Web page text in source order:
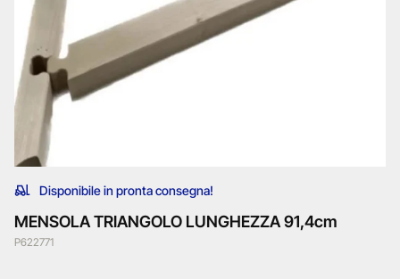
Disponibile in pronta consegna!
MENSOLA TRIANGOLO LUNGHEZZA 91,4cm
P622771